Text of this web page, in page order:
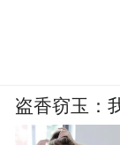
盗香窃玉：